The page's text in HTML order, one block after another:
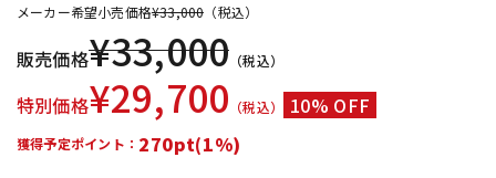
メーカー希望小売価格¥33,000 （税込）
販売価格¥33,000 （税込）
特別価格¥29,700 （税込） 10% OFF
獲得予定ポイント： 270pt(1%)